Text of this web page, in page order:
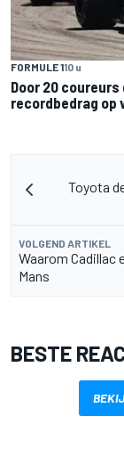
FORMULE 110 u
Door 20
recordbedrag op
Toyota
VOLGEND ARTIKEL
Waarom Cadillac
Mans
BESTE